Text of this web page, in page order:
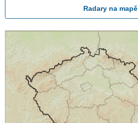
Radary na mapě